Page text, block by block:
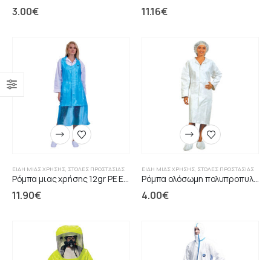
3.00€ 11.16€
ΕΊΔΗ ΜΙΑΣ ΧΡΉΣΗΣ ΣΤΟΛΈΣ ΠΡΟΣΤΑΣΊΑΣ
11.90€
ΕΊΔΗ ΜΙΑΣ ΧΡΉΣΗΣ ΣΤΟΛΈΣ ΠΡΟΣΤΑΣΊΑΣ
Ρόμπα ολόσωμη πολυπροπυλενίου μιας χρήσης λευκή
4.00€